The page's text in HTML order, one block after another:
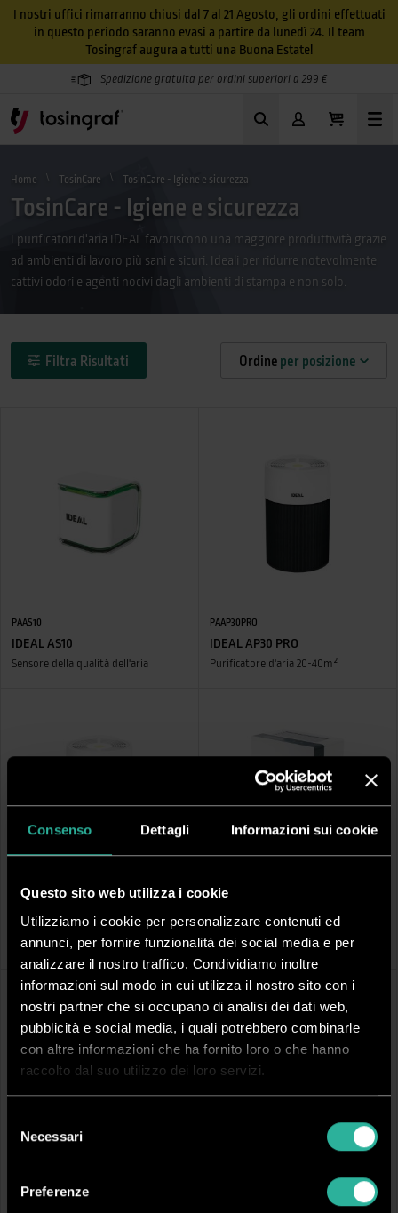
Consenso Dettagli Informazioni sui cookie
Questo sito web utilizza i cookie
Utilizziamo i cookie per personalizzare contenuti ed
annunci, per fornire funzionalità dei social media e per
analizzare il nostro traffico. Condividiamo inoltre
informazioni sul modo in cui utilizza il nostro sito con i
nostri partner che si occupano di analisi dei dati web,
pubblicità e social media, i quali potrebbero combinarle
con altre informazioni che ha fornito loro o che hanno
raccolto dal suo utilizzo dei loro servizi.
delNecessari
Preferenze
I nostri uffici rimarranno chiusi dal 7 al 21 Agosto, gli ordini effettuati
in questo periodo saranno evasi a partire da lunedì 24. Il team
Tosingraf augura a tutti una Buona Estate!
Spedizione gratuita per ordini superiori a 299 €
Home TosinCare TosinCare - Igiene e sicurezza
TosinCare - Igiene e sicurezza
I purificatori d'aria IDEAL favoriscono una maggiore produttività grazie
ad ambienti di lavoro più sani e sicuri. Ideali per ridurre notevolmente
cattivi odori e agenti nocivi dagli ambienti di stampa e non solo.
Filtra Risultati Ordine per posizione
PAAS10
IDEAL AS10
Sensore della qualità dell'aria
PAAP30PRO
IDEAL AP30 PRO
Purificatore d'aria 20-40m²
PAAP40PRO
IDEAL AP40 PRO
Purificatore d'aria 30-50m²
IDEAL AP60 PRO
Purificatore d'aria 50-70m²
AD ESAURIMENTO
BARRIERA PROTETTIVA -